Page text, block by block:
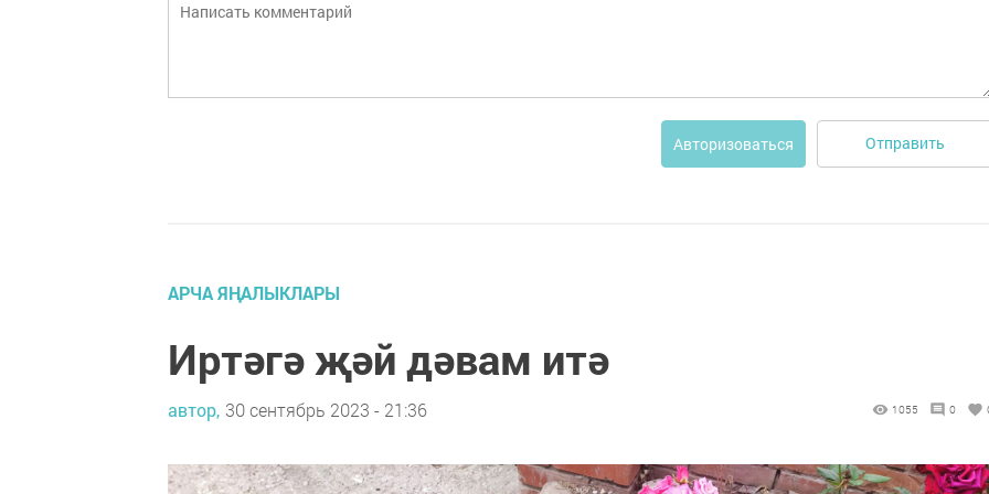
Авторизоваться Отправить
АРЧА ЯҢАЛЫКЛАРЫ
Иртәгә җәй дәвам итә
автор, 30 сентябрь 2023 - 21:36 1055 0